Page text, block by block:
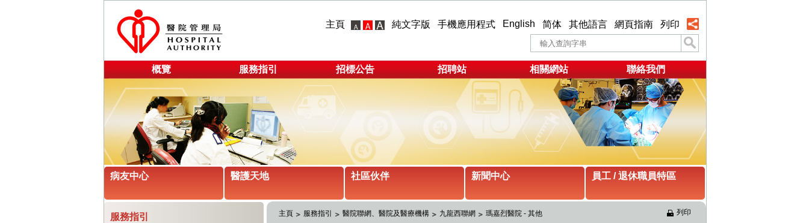
主頁 純文字版 手機應用程式 English 简体 其他語言 網頁指南 列印
概覽 服務指引 招標公告 招聘站 相關網站 聯絡我們
病友中心 醫護天地 社區伙伴 新聞中心 員工 / 退休職員特區
服務指引 主頁 服務指引 醫院聯網、醫院及醫療機構 九龍西聯網 瑪嘉烈醫院 - 其他 列印